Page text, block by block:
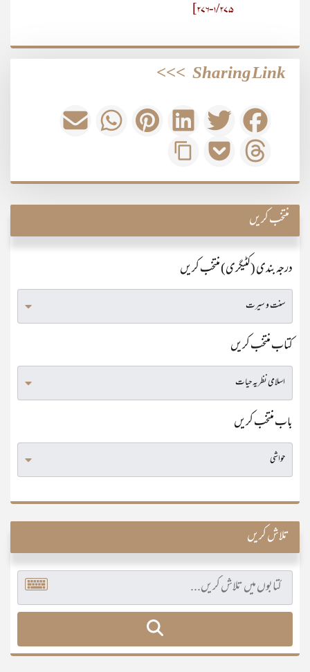
1/275-276]
Sharing Link
>>>
منتخب کریں
درجہ بندی (کٹیگری) منتخب کریں
کتاب منتخب کریں
باب منتخب کریں
تلاش کریں